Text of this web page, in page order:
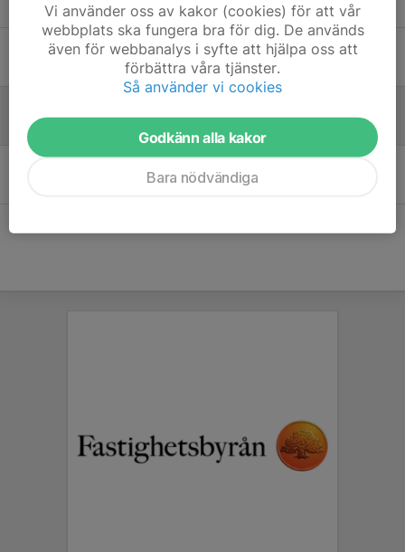
20 feb 2024 3
Nu tar vi jullov och ses igen den 10/1!
19 dec 2023 0
0
Vi använder oss av kakor (cookies) för att vår
webbplats ska fungera bra för dig. De används
även för webbanalys i syfte att hjälpa oss att
förbättra våra tjänster.
Så använder vi cookies
Godkänn alla kakor
Bara nödvändiga